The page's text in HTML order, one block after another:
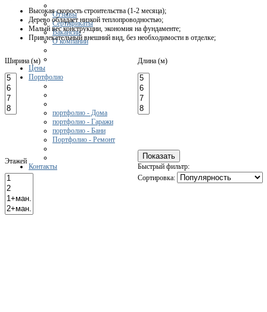
Отзывы
Сертификаты
Вакансии
О компании
Цены
Портфолио
портфолио - Дома
портфолио - Гаражи
портфолио - Бани
Портфолио - Ремонт
Контакты
Высокая скорость строительства (1-2 месяца);
Дерево обладает низкой теплопроводностью;
Малый вес конструкции, экономия на фундаменте;
Привлекательный внешний вид, без необходимости в отделке;
Ширина (м) Длина (м)
Этажей
Быстрый фильтр:
Сортировка: